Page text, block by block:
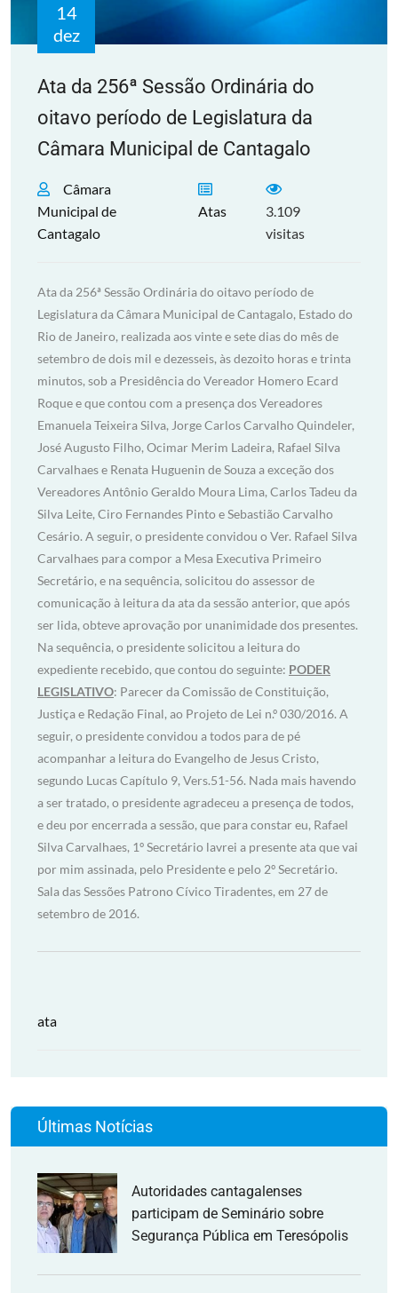
14
dez
Ata da 256ª Sessão Ordinária do
oitavo período de Legislatura da
Câmara Municipal de Cantagalo
Câmara
Municipal de
Cantagalo
Atas
3.109
visitas
Ata da 256ª Sessão Ordinária do oitavo período de
Legislatura da Câmara Municipal de Cantagalo, Estado do
Rio de Janeiro, realizada aos vinte e sete dias do mês de
setembro de dois mil e dezesseis, às dezoito horas e trinta
minutos, sob a Presidência do Vereador Homero Ecard
Roque e que contou com a presença dos Vereadores
Emanuela Teixeira Silva, Jorge Carlos Carvalho Quindeler,
José Augusto Filho, Ocimar Merim Ladeira, Rafael Silva
Carvalhaes e Renata Huguenin de Souza a exceção dos
Vereadores Antônio Geraldo Moura Lima, Carlos Tadeu da
Silva Leite, Ciro Fernandes Pinto e Sebastião Carvalho
Cesário. A seguir, o presidente convidou o Ver. Rafael Silva
Carvalhaes para compor a Mesa Executiva Primeiro
Secretário, e na sequência, solicitou do assessor de
comunicação à leitura da ata da sessão anterior, que após
ser lida, obteve aprovação por unanimidade dos presentes.
Na sequência, o presidente solicitou a leitura do
expediente recebido, que contou do seguinte: PODER
LEGISLATIVO: Parecer da Comissão de Constituição,
Justiça e Redação Final, ao Projeto de Lei n.º 030/2016. A
seguir, o presidente convidou a todos para de pé
acompanhar a leitura do Evangelho de Jesus Cristo,
segundo Lucas Capítulo 9, Vers.51-56. Nada mais havendo
a ser tratado, o presidente agradeceu a presença de todos,
e deu por encerrada a sessão, que para constar eu, Rafael
Silva Carvalhaes, 1º Secretário lavrei a presente ata que vai
por mim assinada, pelo Presidente e pelo 2º Secretário.
Sala das Sessões Patrono Cívico Tiradentes, em 27 de
setembro de 2016.
ata
Últimas Notícias
Autoridades cantagalenses
participam de Seminário sobre
Segurança Pública em Teresópolis